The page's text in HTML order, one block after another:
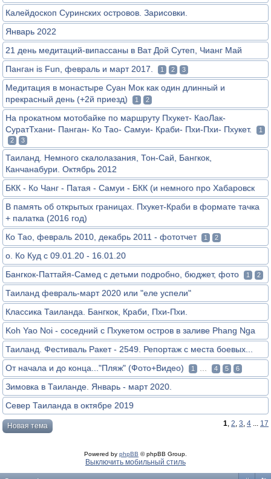
Калейдоскоп Суринских островов. Зарисовки.
Январь 2022
21 день медитаций-випассаны в Ват Дой Сутеп, Чианг Май
Панган is Fun, февраль и март 2017.
1 2 3
Медитация в монастыре Суан Мок как один длинный и
прекрасный день (+2й приезд)
1 2
На прокатном мотобайке по маршруту Пхукет- КаоЛак-
СуратТхани- Панган- Ко Тао- Самуи- Краби- Пхи-Пхи- Пхукет.
1
2
3
Таиланд. Немного скалолазания, Тон-Сай, Бангкок,
Канчанабури. Октябрь 2012
БКК - Ко Чанг - Патая - Самуи - БКК (и немного про Хабаровск
В память об открытых границах. Пхукет-Краби в формате тачка
+ палатка (2016 год)
Ко Тао, февраль 2010, декабрь 2011 - фототчет
1 2
о. Ко Куд с 09.01.20 - 16.01.20
Бангкок-Паттайя-Самед с детьми подробно, бюджет, фото
1 2
Таиланд февраль-март 2020 или "еле успели"
Классика Таиланда. Бангкок, Краби, Пхи-Пхи.
Koh Yao Noi - соседний с Пхукетом остров в заливе Phang Nga
Таиланд. Фестиваль Ракет - 2549. Репортаж с места боевых...
От начала и до конца..."Пляж" (Фото+Видео)
1 4 5 6
Зимовка в Таиланде. Январь - март 2020.
Север Таиланда в октябре 2019
Новая тема 1, 2, 3, 4 ... 17
Powered by phpBB © phpBB Group.
Выключить мобильный стиль